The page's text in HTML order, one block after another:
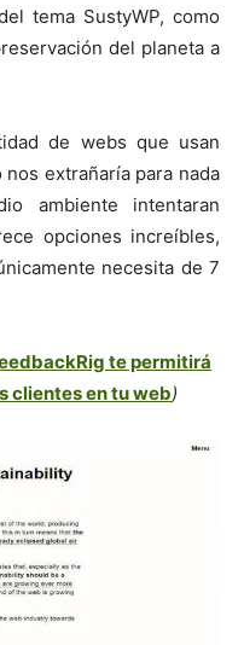
tema SustyWP, como
del planeta a
de webs que usan
extrañaría para nada
ambiente intentaran
opciones increíbles,
necesita de 7
te permitirá
clientes en tu web)